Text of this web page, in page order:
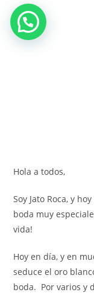
Hola a todos,
Soy Jato Roca, y
boda muy
vida!
Hoy en día, y en
seduce el oro
boda. Por varios y